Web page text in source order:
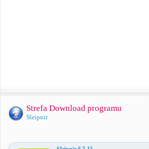
Strefa Download programu
Sleipnir